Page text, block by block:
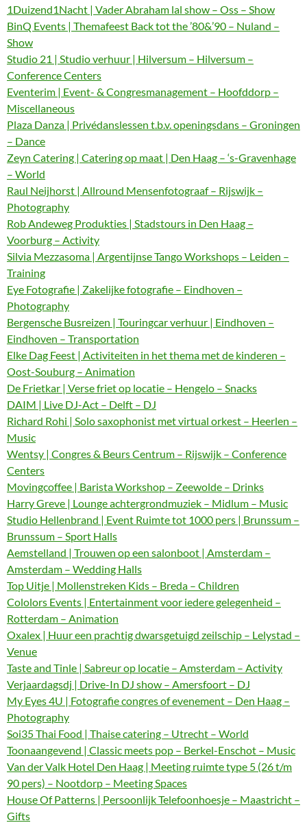
1Duizend1Nacht | Vader Abraham lal show – Oss – Show
BinQ Events | Themafeest Back tot the ’80&’90 – Nuland –
Show
Studio 21 | Studio verhuur | Hilversum – Hilversum –
Conference Centers
Eventerim | Event- & Congresmanagement – Hoofddorp –
Miscellaneous
Plaza Danza | Privédanslessen t.b.v. openingsdans – Groningen
– Dance
Zeyn Catering | Catering op maat | Den Haag – ‘s-Gravenhage
– World
Raul Neijhorst | Allround Mensenfotograaf – Rijswijk –
Photography
Rob Andeweg Produkties | Stadstours in Den Haag –
Voorburg – Activity
Silvia Mezzasoma | Argentijnse Tango Workshops – Leiden –
Training
Eye Fotografie | Zakelijke fotografie – Eindhoven –
Photography
Bergensche Busreizen | Touringcar verhuur | Eindhoven –
Eindhoven – Transportation
Elke Dag Feest | Activiteiten in het thema met de kinderen –
Oost-Souburg – Animation
De Frietkar | Verse friet op locatie – Hengelo – Snacks
DAIM | Live DJ-Act – Delft – DJ
Richard Rohi | Solo saxophonist met virtual orkest – Heerlen –
Music
Wentsy | Congres & Beurs Centrum – Rijswijk – Conference
Centers
Movingcoffee | Barista Workshop – Zeewolde – Drinks
Harry Greve | Lounge achtergrondmuziek – Midlum – Music
Studio Hellenbrand | Event Ruimte tot 1000 pers | Brunssum –
Brunssum – Sport Halls
Aemstelland | Trouwen op een salonboot | Amsterdam –
Amsterdam – Wedding Halls
Top Uitje | Mollenstreken Kids – Breda – Children
Cololors Events | Entertainment voor iedere gelegenheid –
Rotterdam – Animation
Oxalex | Huur een prachtig dwarsgetuigd zeilschip – Lelystad –
Venue
Taste and Tinle | Sabreur op locatie – Amsterdam – Activity
Verjaardagsdj | Drive-In DJ show – Amersfoort – DJ
My Eyes 4U | Fotografie congres of evenement – Den Haag –
Photography
Soi35 Thai Food | Thaise catering – Utrecht – World
Toonaangevend | Classic meets pop – Berkel-Enschot – Music
Van der Valk Hotel Den Haag | Meeting ruimte type 5 (26 t/m
90 pers) – Nootdorp – Meeting Spaces
House Of Patterns | Persoonlijk Telefoonhoesje – Maastricht –
Gifts